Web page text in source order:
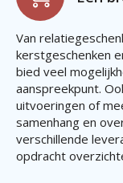
Van
kerstgeschenken
bied veel
aanspreekpunt.
uitvoeringen of
samenhang en
verschillende
opdracht